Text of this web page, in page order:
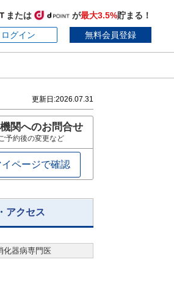
または が最大3.5%貯まる！
ログイン
無料会員登録
更新日:2026.07.31
関へのお問合せ
予約後の変更など
イページで確認
アクセス
化器病専門医